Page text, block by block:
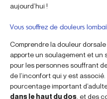
aujourd’hui !
Vous souffrez de douleurs
Comprendre la douleur
apporte un soulagement et
pour les personnes souffrant
de l’inconfort qui y est
pourcentage important
dans le haut du dos , et des